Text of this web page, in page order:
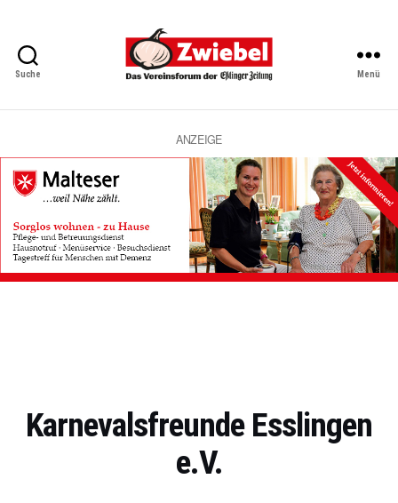
Suche
Vereinsforum
Eßlinger
Zeitung
Menü
ANZEIGE
Karnevalsfreunde Esslingen
e.V.